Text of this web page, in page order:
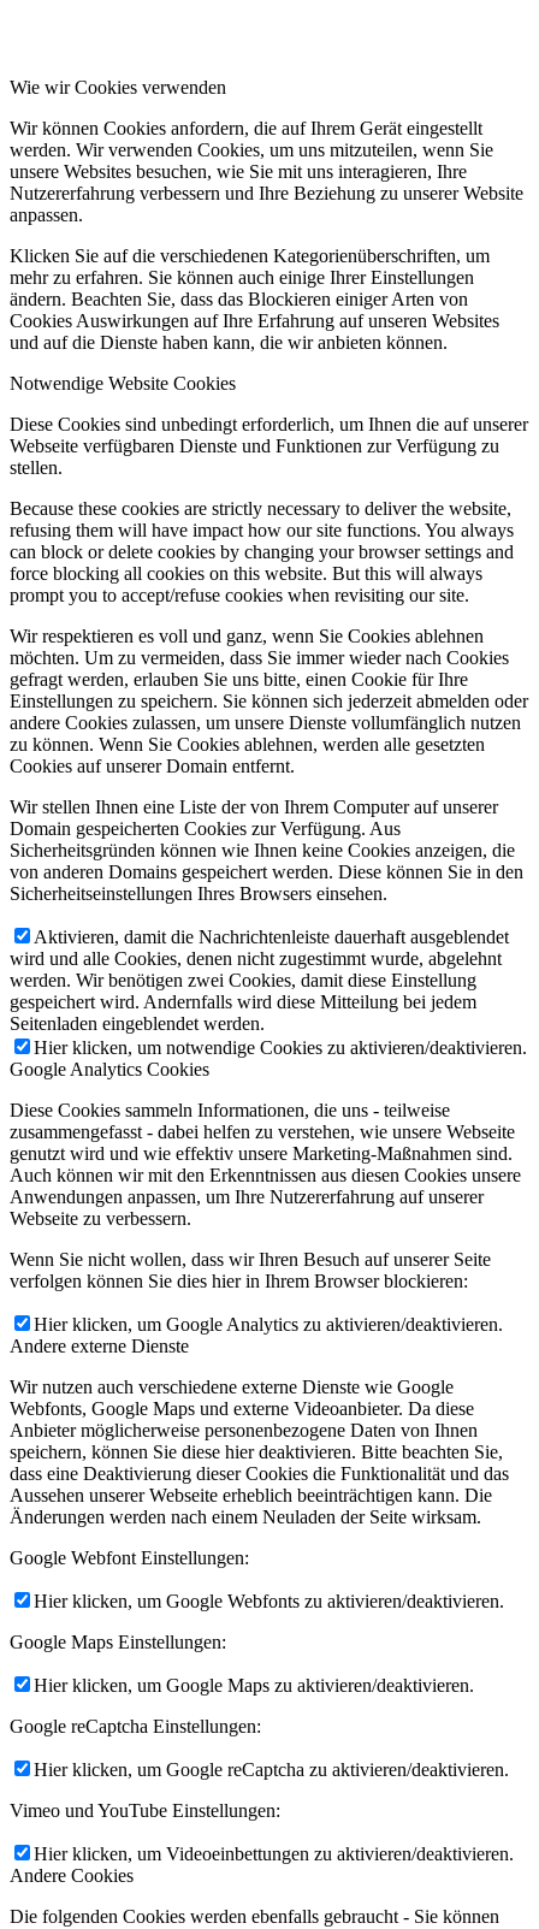
Wie wir Cookies verwenden
Wir können Cookies anfordern, die auf Ihrem Gerät eingestellt
werden. Wir verwenden Cookies, um uns mitzuteilen, wenn Sie
unsere Websites besuchen, wie Sie mit uns interagieren, Ihre
Nutzererfahrung verbessern und Ihre Beziehung zu unserer Website
anpassen.
Klicken Sie auf die verschiedenen Kategorienüberschriften, um
mehr zu erfahren. Sie können auch einige Ihrer Einstellungen
ändern. Beachten Sie, dass das Blockieren einiger Arten von
Cookies Auswirkungen auf Ihre Erfahrung auf unseren Websites
und auf die Dienste haben kann, die wir anbieten können.
Notwendige Website Cookies
Diese Cookies sind unbedingt erforderlich, um Ihnen die auf unserer
Webseite verfügbaren Dienste und Funktionen zur Verfügung zu
stellen.
Because these cookies are strictly necessary to deliver the website,
refusing them will have impact how our site functions. You always
can block or delete cookies by changing your browser settings and
force blocking all cookies on this website. But this will always
prompt you to accept/refuse cookies when revisiting our site.
Wir respektieren es voll und ganz, wenn Sie Cookies ablehnen
möchten. Um zu vermeiden, dass Sie immer wieder nach Cookies
gefragt werden, erlauben Sie uns bitte, einen Cookie für Ihre
Einstellungen zu speichern. Sie können sich jederzeit abmelden oder
andere Cookies zulassen, um unsere Dienste vollumfänglich nutzen
zu können. Wenn Sie Cookies ablehnen, werden alle gesetzten
Cookies auf unserer Domain entfernt.
Wir stellen Ihnen eine Liste der von Ihrem Computer auf unserer
Domain gespeicherten Cookies zur Verfügung. Aus
Sicherheitsgründen können wie Ihnen keine Cookies anzeigen, die
von anderen Domains gespeichert werden. Diese können Sie in den
Sicherheitseinstellungen Ihres Browsers einsehen.
Aktivieren, damit die Nachrichtenleiste dauerhaft ausgeblendet
wird und alle Cookies, denen nicht zugestimmt wurde, abgelehnt
werden. Wir benötigen zwei Cookies, damit diese Einstellung
gespeichert wird. Andernfalls wird diese Mitteilung bei jedem
Seitenladen eingeblendet werden.
Hier klicken, um notwendige Cookies zu aktivieren/deaktivieren.
Google Analytics Cookies
Diese Cookies sammeln Informationen, die uns - teilweise
zusammengefasst - dabei helfen zu verstehen, wie unsere Webseite
genutzt wird und wie effektiv unsere Marketing-Maßnahmen sind.
Auch können wir mit den Erkenntnissen aus diesen Cookies unsere
Anwendungen anpassen, um Ihre Nutzererfahrung auf unserer
Webseite zu verbessern.
Wenn Sie nicht wollen, dass wir Ihren Besuch auf unserer Seite
verfolgen können Sie dies hier in Ihrem Browser blockieren:
Hier klicken, um Google Analytics zu aktivieren/deaktivieren.
Andere externe Dienste
Wir nutzen auch verschiedene externe Dienste wie Google
Webfonts, Google Maps und externe Videoanbieter. Da diese
Anbieter möglicherweise personenbezogene Daten von Ihnen
speichern, können Sie diese hier deaktivieren. Bitte beachten Sie,
dass eine Deaktivierung dieser Cookies die Funktionalität und das
Aussehen unserer Webseite erheblich beeinträchtigen kann. Die
Änderungen werden nach einem Neuladen der Seite wirksam.
Google Webfont Einstellungen:
Hier klicken, um Google Webfonts zu aktivieren/deaktivieren.
Google Maps Einstellungen:
Hier klicken, um Google Maps zu aktivieren/deaktivieren.
Google reCaptcha Einstellungen:
Hier klicken, um Google reCaptcha zu aktivieren/deaktivieren.
Vimeo und YouTube Einstellungen:
Hier klicken, um Videoeinbettungen zu aktivieren/deaktivieren.
Andere Cookies
Die folgenden Cookies werden ebenfalls gebraucht - Sie können